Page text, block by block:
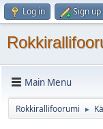
Log in Sign up
Main Menu
Rokkirallifoorumi ►